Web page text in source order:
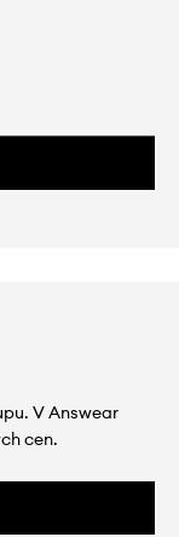
V Answear
cen.